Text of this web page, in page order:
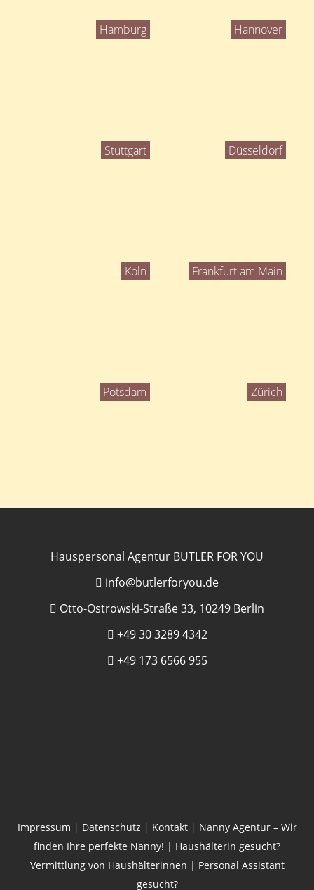
Hamburg Hannover
Stuttgart Düsseldorf
Köln Frankfurt am Main
Potsdam Zürich
Hauspersonal Agentur BUTLER FOR YOU
info@butlerforyou.de
Otto-Ostrowski-Straße 33, 10249 Berlin
+49 30 3289 4342
+49 173 6566 955
Impressum | Datenschutz | Kontakt| Nanny Agentur – Wir
finden Ihre perfekte Nanny! | Haushälterin gesucht?
Vermittlung von Haushälterinnen | Personal Assistant
gesucht?